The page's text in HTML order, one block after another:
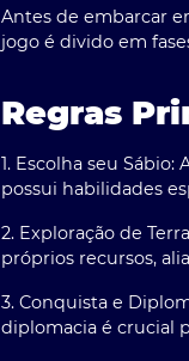
Antes de embarcar
jogo é divido em
Regras
1. Escolha seu Sábio:
possui habilidades
2. Exploração de
próprios recursos,
3. Conquista e
diplomacia é crucial